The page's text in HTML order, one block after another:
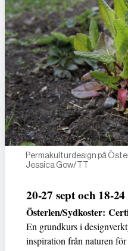
Permakultur­design på
Jessica Gow/TT
20-27 sept och 18-
Österlen/Sydkoster:
En grundkurs i
inspiration från naturen